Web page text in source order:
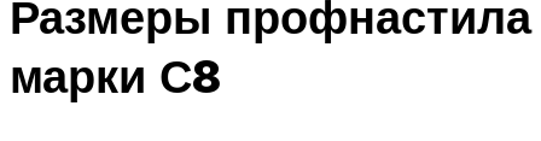
Размеры профнастила
марки С8